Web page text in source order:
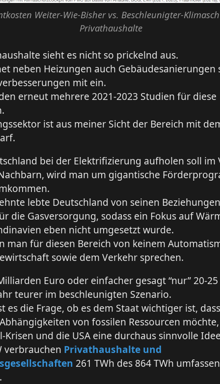
Weiter-Wie-Bisher vs. Beschleunigter-
Privathaushalte
sieht es nicht so prickelnd aus.
neben Heizungen auch Gebäudesanierungen
mit ein.
erneut mehrere 2021-2023 Studien für diese
ist aus meiner Sicht der Bereich mit
bei der Elektrifizierung aufholen soll im
wird man um gigantische
lebte Deutschland von seinen
die Gasversorgung, sodass ein Fokus auf
eben nicht umgesetzt wurde.
man für diesen Bereich von keinem
sowie dem Verkehr sprechen.
Euro oder einfacher gesagt “nur” 20-
teurer im beschleunigten Szenario.
es die Frage, ob es dem Staat wichtiger ist,
von fossilen Ressourcen
Krisen und die USA eine durchaus sinnvolle
verbrauchen Privathaushalte und
261 TWh des 864 TWh